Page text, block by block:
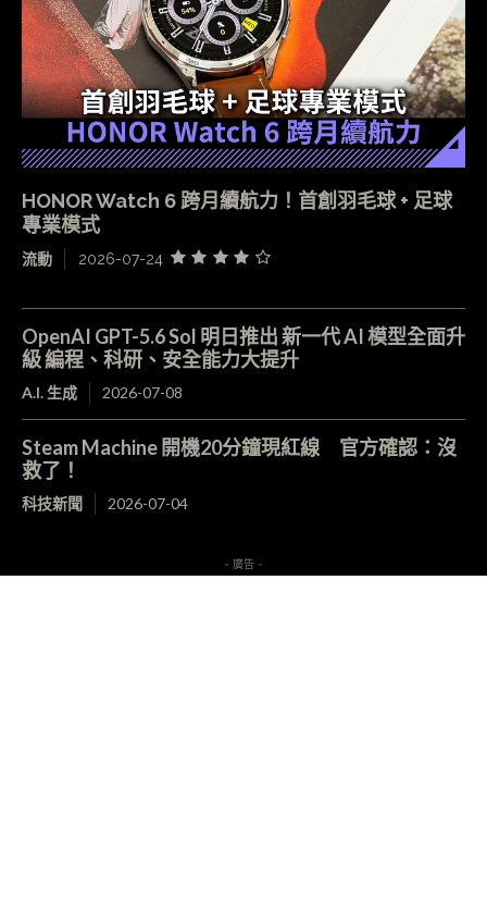
HONOR Watch 6 跨月續航力！首創羽毛球 + 足球
專業模式
流動 2026-07-24
OpenAI GPT-5.6 Sol 明日推出 新一代 AI 模型全面升
級 編程、科研、安全能力大提升
A.I. 生成 2026-07-08
Steam Machine 開機20分鐘現紅線 官方確認：沒
救了！
科技新聞 2026-07-04
- 廣告 -